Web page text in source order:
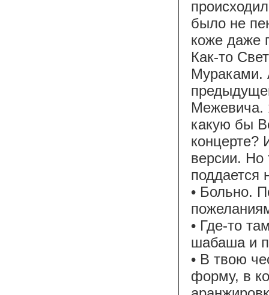
было не
коже даже
Как-то
Мураками.
Межевича.
какую бы
концерте?
версии. Но
поддается
• Больно.
• Где-то
шабаша и
• В твою
форму, в